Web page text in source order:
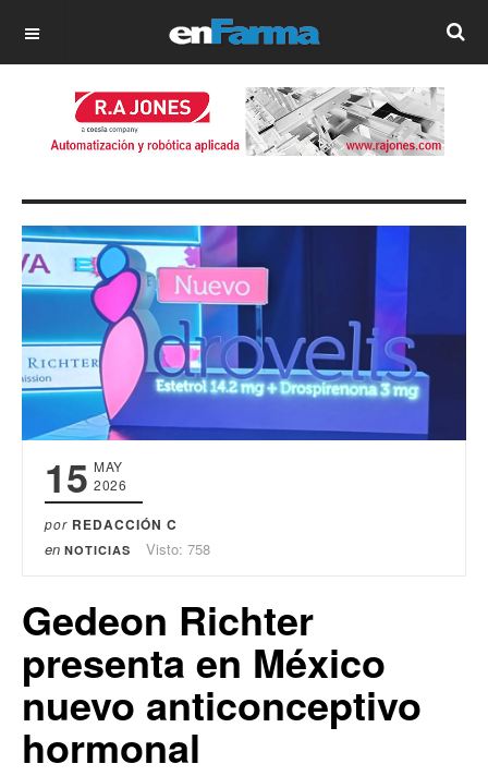
OFF CANVAS
15 MAY
2026
por REDACCIÓN C
en NOTICIAS Visto: 758
Gedeon Richter
presenta en México
nuevo anticonceptivo
hormonal